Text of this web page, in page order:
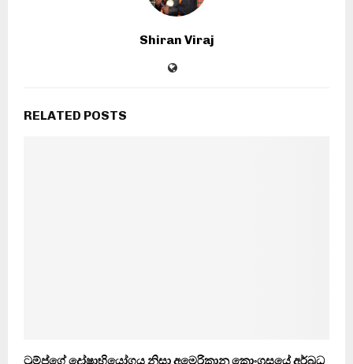
Shiran Viraj
RELATED POSTS
ට‍්‍රම්ප්ගේ දෝෂාභියෝගය නිසා අමෙරිකානු කොංග‍්‍රසයේ අර්බුධ